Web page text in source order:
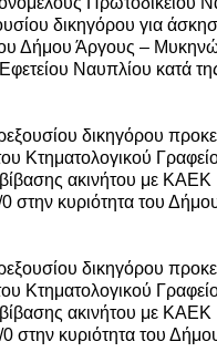
δικηγόρου για
Δήμου Άργους –
Ναυπλίου κατά
δικηγόρου
Κτηματολογικού
ακινήτου με ΚΑΕΚ
στην κυριότητα του
δικηγόρου
Κτηματολογικού
ακινήτου με ΚΑΕΚ
στην κυριότητα του